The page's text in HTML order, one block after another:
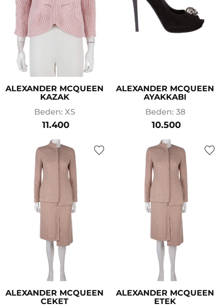
ALEXANDER MCQUEEN
KAZAK
Beden: XS
11.400
ALEXANDER MCQUEEN
AYAKKABI
Beden: 38
10.500
ALEXANDER MCQUEEN
CEKET
ALEXANDER MCQUEEN
ETEK